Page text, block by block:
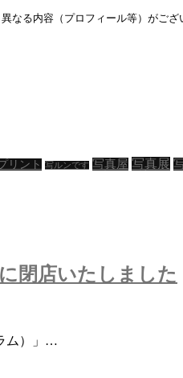
る内容（プロフィール等）がござ
リント 写ルンです 写真屋 写真展
閉店いたしました
ム）」…